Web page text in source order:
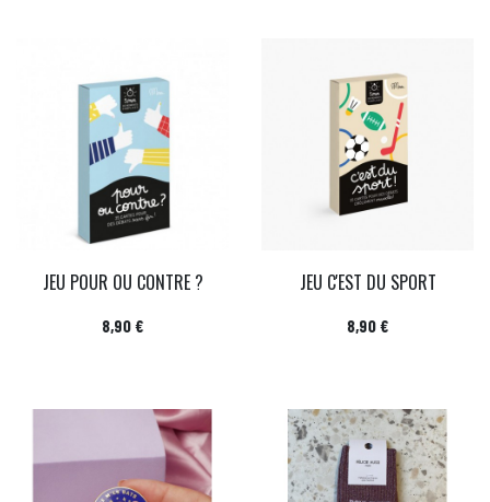
JEU POUR OU CONTRE ?
Prix
8,90 €
JEU C'EST DU SPORT
Prix
8,90 €